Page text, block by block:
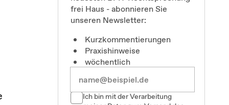
frei Haus - abonnieren Sie
unseren Newsletter:
Kurzkommentierungen
Praxishinweise
wöchentlich
Ich bin mit der Verarbeitung